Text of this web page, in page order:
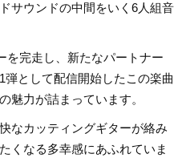
サウンドの中間をいく6人組音
を完走し、新たなパートナー
として配信開始したこの楽曲
魅力が詰まっています。
なカッティングギターが絡み
くなる多幸感にあふれていま